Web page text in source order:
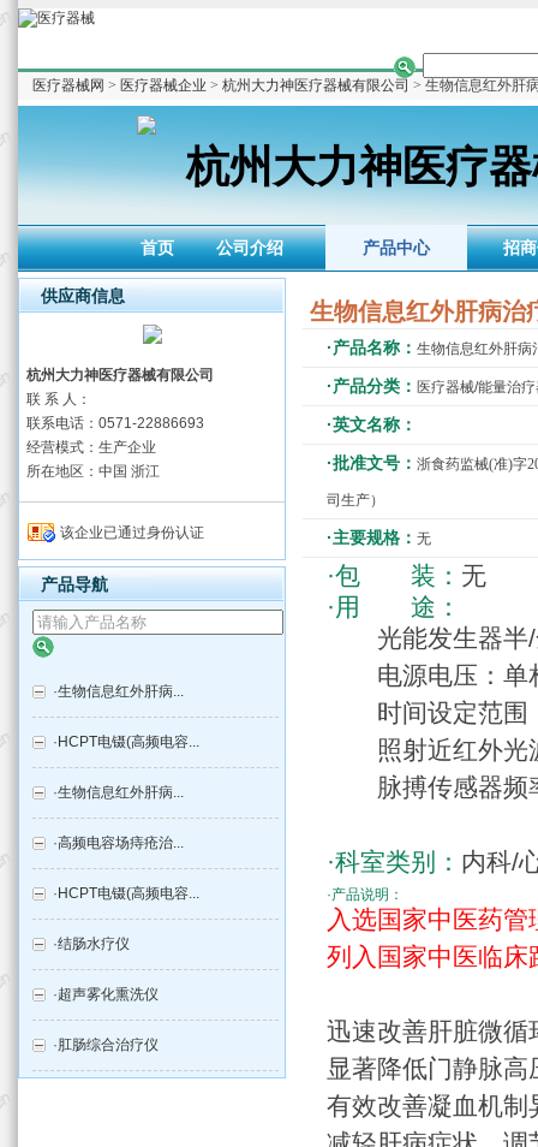
医疗器械网 > 医疗器械企业 > 杭州大力神医疗器械有限公司 > 生物信息红外肝
杭州大力神医疗
首页 公司介绍 产品中心 招
生物信息红外肝病治
·产品名称： 生物信息红外肝病
·产品分类： 医疗器械/能量治
·英文名称：
·批准文号： 浙食药监械(准)字
司生产）
·主要规格： 无
·包 装： 无
·用 途：
光能发生器半/
电源电压：单
时间设定范围
照射近红外光
脉搏传感器频
·科室类别： 内科/
·产品说明：
入选国家中医药
列入国家中医临床
迅速改善肝脏微循
显著降低门静脉
有效改善凝血机制
供应商信息
杭州大力神医疗器械有限公司
联 系 人：
联系电话：0571-22886693
经营模式：生产企业
所在地区：中国 浙江
该企业已通过身份认证
产品导航
·生物信息红外肝病...
· HCPT电镊(高频电容...
·生物信息红外肝病...
·高频电容场痔疮治...
· HCPT电镊(高频电容...
·结肠水疗仪
·超声雾化熏洗仪
·肛肠综合治疗仪